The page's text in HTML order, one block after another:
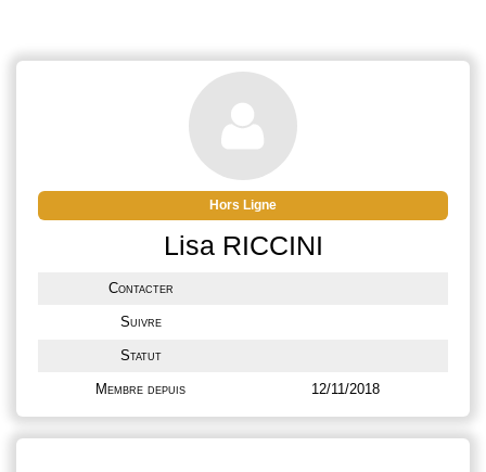
Google Play Store !
Hors Ligne
Lisa RICCINI
Contacter
Suivre
Statut
Membre depuis 12/11/2018